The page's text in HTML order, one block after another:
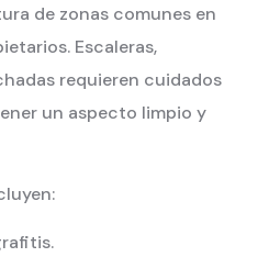
de zonas comunes en
Escaleras,
requieren cuidados
un aspecto limpio y